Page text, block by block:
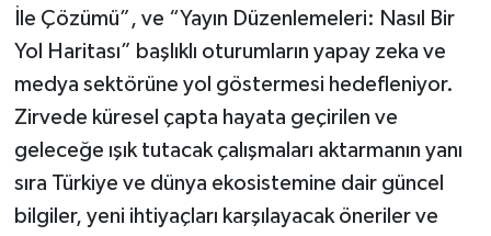
İle Çözümü”, ve “Yayın Düzenlemeleri: Nasıl Bir
Yol Haritası” başlıklı oturumların yapay zeka ve
medya sektörüne yol göstermesi hedefleniyor.
Zirvede küresel çapta hayata geçirilen ve
geleceğe ışık tutacak çalışmaları aktarmanın yanı
sıra Türkiye ve dünya ekosistemine dair güncel
bilgiler, yeni ihtiyaçları karşılayacak öneriler ve